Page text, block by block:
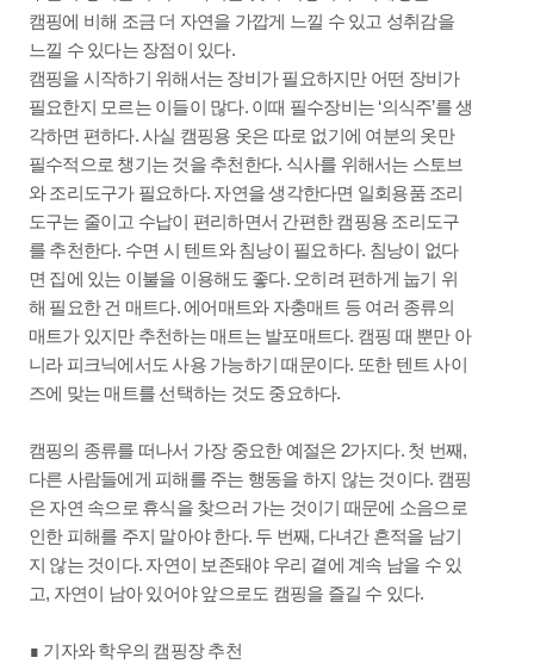
캠핑에 비해 조금 더 자연을 가깝게 느낄 수 있고 성취감을
느낄 수 있다는 장점이 있다.
캠핑을 시작하기 위해서는 장비가 필요하지만 어떤 장비가
필요한지 모르는 이들이 많다. 이때 필수장비는 ‘의식주’를 생
각하면 편하다. 사실 캠핑용 옷은 따로 없기에 여분의 옷만
필수적으로 챙기는 것을 추천한다. 식사를 위해서는 스토브
와 조리도구가 필요하다. 자연을 생각한다면 일회용품 조리
도구는 줄이고 수납이 편리하면서 간편한 캠핑용 조리도구
를 추천한다. 수면 시 텐트와 침낭이 필요하다. 침낭이 없다
면 집에 있는 이불을 이용해도 좋다. 오히려 편하게 눕기 위
해 필요한 건 매트다. 에어매트와 자충매트 등 여러 종류의
매트가 있지만 추천하는 매트는 발포매트다. 캠핑 때 뿐만 아
니라 피크닉에서도 사용 가능하기 때문이다. 또한 텐트 사이
즈에 맞는 매트를 선택하는 것도 중요하다.
캠핑의 종류를 떠나서 가장 중요한 예절은 2가지다. 첫 번째,
다른 사람들에게 피해를 주는 행동을 하지 않는 것이다. 캠핑
은 자연 속으로 휴식을 찾으러 가는 것이기 때문에 소음으로
인한 피해를 주지 말아야 한다. 두 번째, 다녀간 흔적을 남기
지 않는 것이다. 자연이 보존돼야 우리 곁에 계속 남을 수 있
고, 자연이 남아 있어야 앞으로도 캠핑을 즐길 수 있다.
∎ 기자와 학우의 캠핑장 추천